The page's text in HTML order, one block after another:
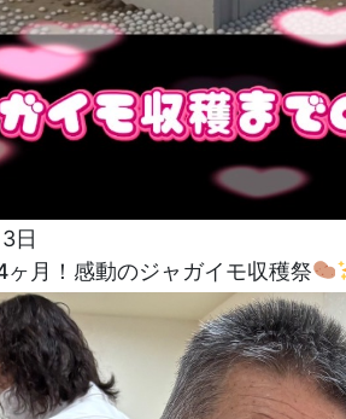
日
月！感動のジャガイモ収穫祭